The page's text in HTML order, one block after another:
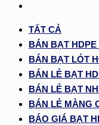
TẤT CẢ
BÁN BẠT HDPE
BÁN BẠT LÓT
BÁN LẺ BẠT
BÁN LẺ BẠT
BÁN LẺ MÀNG
BÁO GIÁ BẠT